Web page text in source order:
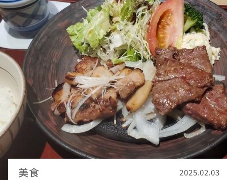
美食 2025.02.03